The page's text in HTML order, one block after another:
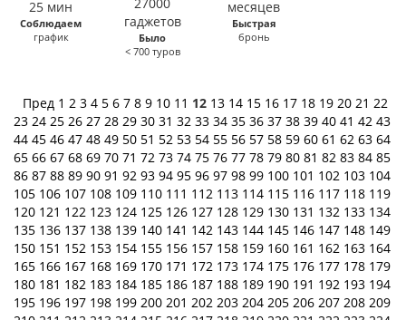
Соблюдаем
график
Было
< 700 туров
Быстрая
бронь
Пред 1 2 3 4 5 6 7 8 9 10 11 12 13 14 15 16 17 18 19 20 21 22
23 24 25 26 27 28 29 30 31 32 33 34 35 36 37 38 39 40 41 42 43
44 45 46 47 48 49 50 51 52 53 54 55 56 57 58 59 60 61 62 63 64
65 66 67 68 69 70 71 72 73 74 75 76 77 78 79 80 81 82 83 84 85
86 87 88 89 90 91 92 93 94 95 96 97 98 99 100 101 102 103 104
105 106 107 108 109 110 111 112 113 114 115 116 117 118 119
120 121 122 123 124 125 126 127 128 129 130 131 132 133 134
135 136 137 138 139 140 141 142 143 144 145 146 147 148 149
150 151 152 153 154 155 156 157 158 159 160 161 162 163 164
165 166 167 168 169 170 171 172 173 174 175 176 177 178 179
180 181 182 183 184 185 186 187 188 189 190 191 192 193 194
195 196 197 198 199 200 201 202 203 204 205 206 207 208 209